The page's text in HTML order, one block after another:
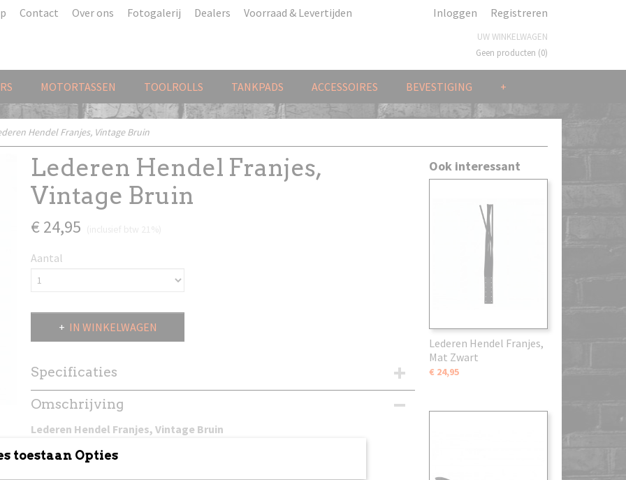
Contact Over ons Fotogalerij Dealers Voorraad & Levertijden Inloggen Registreren
UW WINKELWAGEN
Geen producten (0)
MOTORTASSEN TOOLROLLS TANKPADS ACCESSOIRES BEVESTIGING +
Hendel Franjes, Vintage Bruin
Lederen Hendel Franjes,
Vintage Bruin
€ 24,95
Aantal
IN WINKELWAGEN
Specificaties
Productcode
Omschrijving
Lederen Hendel Franjes, Vintage Bruin
Ook interessant
Lederen Hendel Franjes,
Mat Zwart
€ 24,95
toestaan Opties